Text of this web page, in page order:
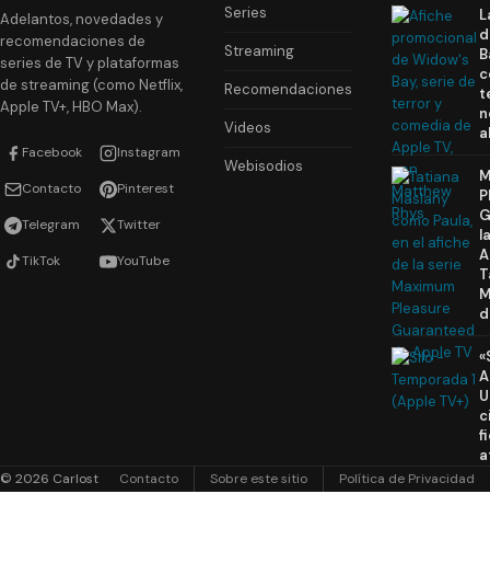
Adelantos, novedades y
recomendaciones de
series de TV y plataformas
de streaming (como Netflix,
Apple TV+, HBO Max).
Facebook Instagram
Contacto Pinterest
Telegram Twitter
TikTok YouTube
Series
Streaming
Recomendaciones
Videos
Webisodios
© 2026 Carlost Contacto Sobre este sitio Política de Privacidad